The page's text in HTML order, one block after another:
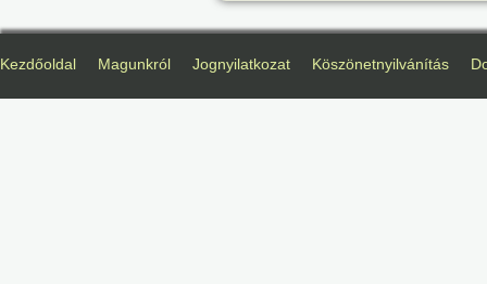
Kezdőoldal Magunkról Jognyilatkozat Köszönetnyilvánítás